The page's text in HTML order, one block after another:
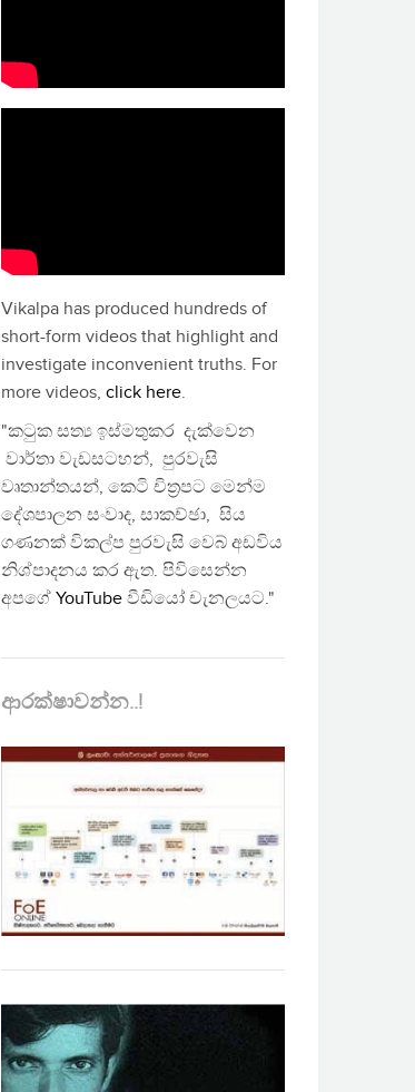
Vikalpa has produced hundreds of
short-form videos that highlight and
investigate inconvenient truths. For
more videos, click here.
"කටුක සත්‍ය ඉස්මතුකර දැක්වෙන
වාර්තා වැඩසටහන්, පුරවැසි
වෘතාන්තයන්, කෙටි චිත්‍රපට මෙන්ම
දේශපාලන සංවාද, සාකච්ඡා, සිය
ගණනක් විකල්ප පුරවැසි වෙබ් අඩවිය
නිශ්පාදනය කර ඇත. පිවිසෙන්න
අපගේ YouTube වීඩියෝ චැනලයට."
ආරක්ෂාවන්න..!